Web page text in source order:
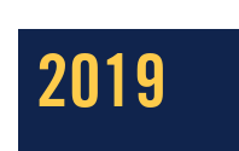
2019